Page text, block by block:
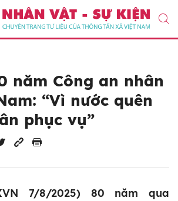
năm Công an nhân
“Vì nước quên
phục vụ”
7/8/2025) 80 năm qua